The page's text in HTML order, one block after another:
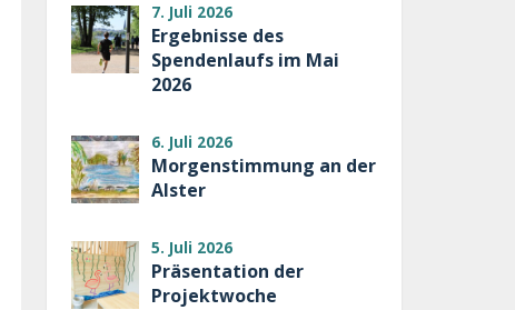
7. Juli 2026
Ergebnisse des
Spendenlaufs im Mai
2026
6. Juli 2026
Morgenstimmung an der
Alster
5. Juli 2026
Präsentation der
Projektwoche